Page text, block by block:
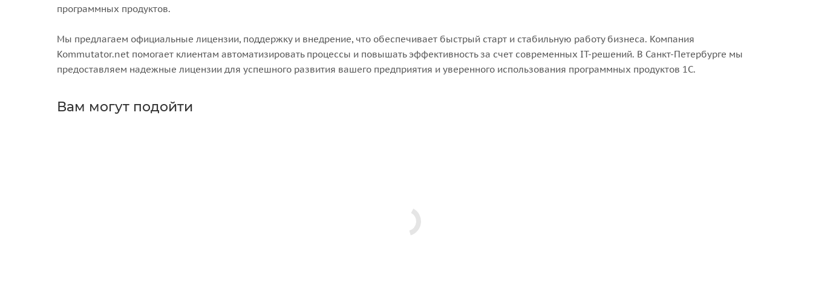
программных продуктов.
Мы предлагаем официальные лицензии, поддержку и внедрение, что обеспечивает быстрый старт и стабильную работу бизнеса. Компания
Kommutator.net помогает клиентам автоматизировать процессы и повышать эффективность за счет современных IT-решений. В Санкт-Петербурге мы
предоставляем надежные лицензии для успешного развития вашего предприятия и уверенного использования программных продуктов 1С.
Вам могут подойти